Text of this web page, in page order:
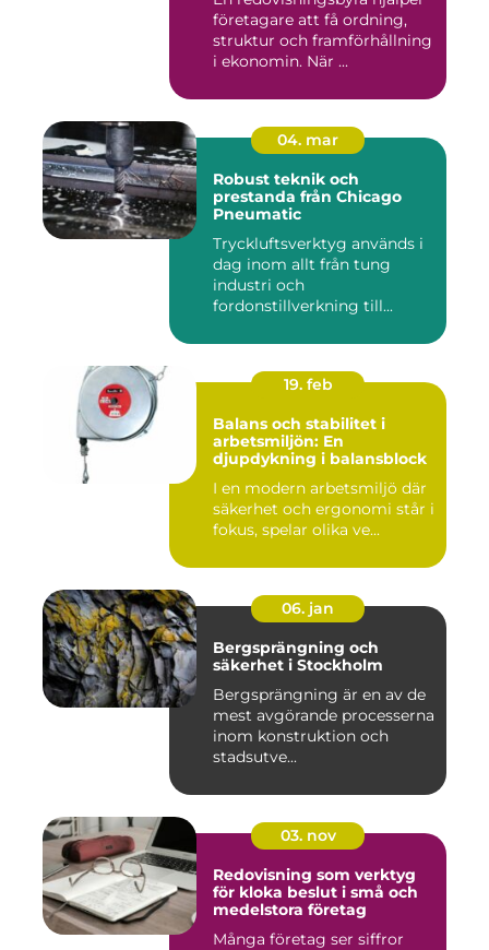
företagare att få ordning,
struktur och framförhållning
i ekonomin. När ...
04. mar
Robust teknik och
prestanda från Chicago
Pneumatic
Tryckluftsverktyg används i
dag inom allt från tung
industri och
fordonstillverkning till...
19. feb
Balans och stabilitet i
arbetsmiljön: En
djupdykning i balansblock
I en modern arbetsmiljö där
säkerhet och ergonomi står i
fokus, spelar olika ve...
06. jan
Bergsprängning och
säkerhet i Stockholm
Bergsprängning är en av de
mest avgörande processerna
inom konstruktion och
stadsutve...
03. nov
Redovisning som verktyg
för kloka beslut i små och
medelstora företag
Många företag ser siffror